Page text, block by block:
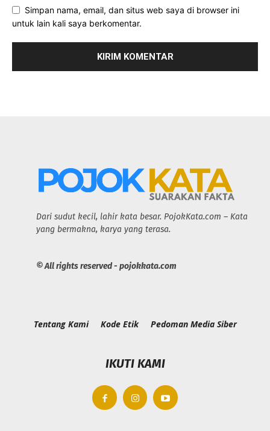
Simpan nama, email, dan situs web saya di browser ini
untuk lain kali saya berkomentar.
Dari sudut kecil, lahir kata besar. PojokKata.com – Kata
yang bermakna, karya yang terasa.
© All rights reserved - pojokkata.com
Tentang Kami Kode Etik Pedoman Media Siber
IKUTI KAMI